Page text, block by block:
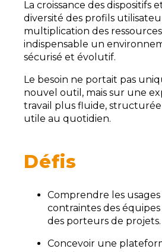
La croissance des dispositifs
diversité des profils
multiplication des
indispensable un
sécurisé et évolutif.
Le besoin ne portait pas
nouvel outil, mais sur une
travail plus fluide,
utile au quotidien.
Défis
Comprendre les
contraintes des
des porteurs de projets.
Concevoir une